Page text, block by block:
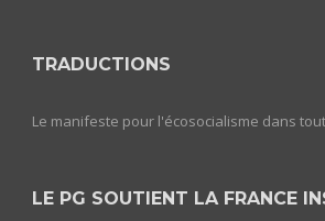
TRADUCTIONS
Le manifeste pour l'écosocialisme dans
LE PG SOUTIENT LA FRANCE